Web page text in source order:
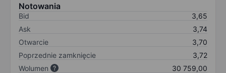
Notowania
Bid
3,65
Ask
3,74
Otwarcie
3,70
Poprzednie zamknięcie
3,72
Wolumen
30 759,00